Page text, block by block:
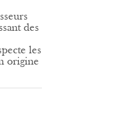
des
les
origine